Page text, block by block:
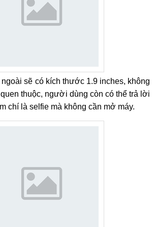
sẽ có kích thước 1.9 inches, không
thuộc, người dùng còn có thể trả lời
chí là selfie mà không cần mở máy.